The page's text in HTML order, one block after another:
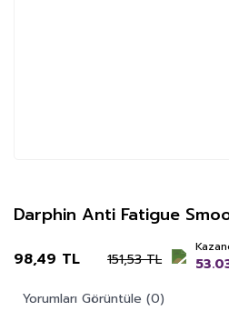
Darphin Anti Fatigue
98,49 TL 151,53 TL
Yorumları Görüntüle (0)